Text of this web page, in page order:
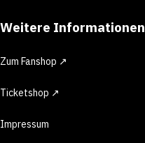
Weitere Informationen
Zum Fanshop ↗
Ticketshop ↗
Impressum